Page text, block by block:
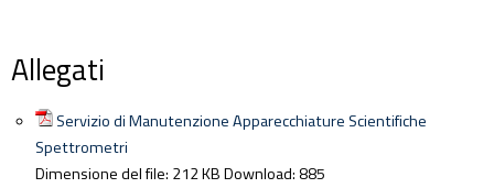
Allegati
Servizio di Manutenzione Apparecchiature Scientifiche
Spettrometri
Dimensione del file: 212 KBDownload:885